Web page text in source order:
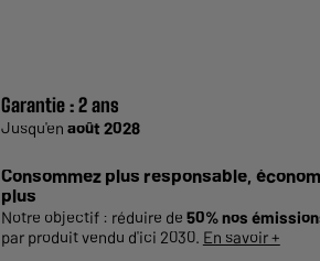
Garantie :2 ans
Jusqu'en août 2028
Consommez plus responsable,
plus
Notre objectif : réduire de 50% nos
par produit vendu d'ici 2030. En savoir +